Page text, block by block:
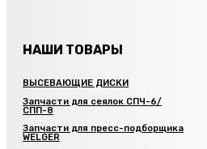
НАШИ ТОВАРЫ
ВЫСЕВАЮЩИЕ ДИСКИ
Запчасти для сеялок СПЧ-6/
СПП-8
Запчасти для пресс-подборщика
WELGER